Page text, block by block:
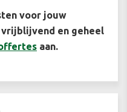
voor jouw
vrijblijvend en geheel
aan.